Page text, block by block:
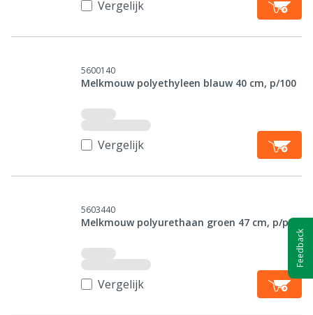
Vergelijk
5600140
Melkmouw polyethyleen blauw 40 cm, p/100
Vergelijk
5603440
Melkmouw polyurethaan groen 47 cm, p/p
Vergelijk
Feedback